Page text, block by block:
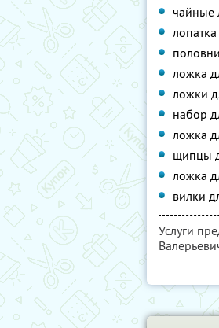
чайные
ложка
ложки
набор
ложка
щипцы
ложка
вилки
Услуги